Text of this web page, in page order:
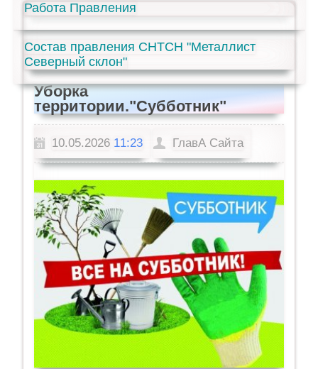
Работа Правления
Состав правления СНТСН "Металлист
Северный склон"
Уборка
территории."Субботник"
10.05.2026 11:23 ГлавА Сайта